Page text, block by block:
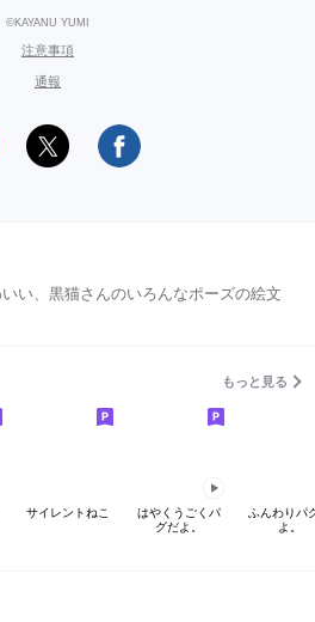
©KAYANU YUMI
注意事項
通報
い、黒猫さんのいろんなポーズの絵文
もっと見る
サイレントねこ
はやくうごくパ
グだよ。
ふんわりパ
よ。